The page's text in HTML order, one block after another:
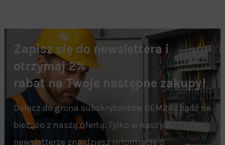
Zapisz się do newslettera i
otrzymaj 2%
rabat na Twoje następne zakupy!
Dołącz do grona subskrybentów OEM24 i bądź na
bieżąco z naszą ofertą. Tylko w naszym
newsletterze znajdziesz informacje o